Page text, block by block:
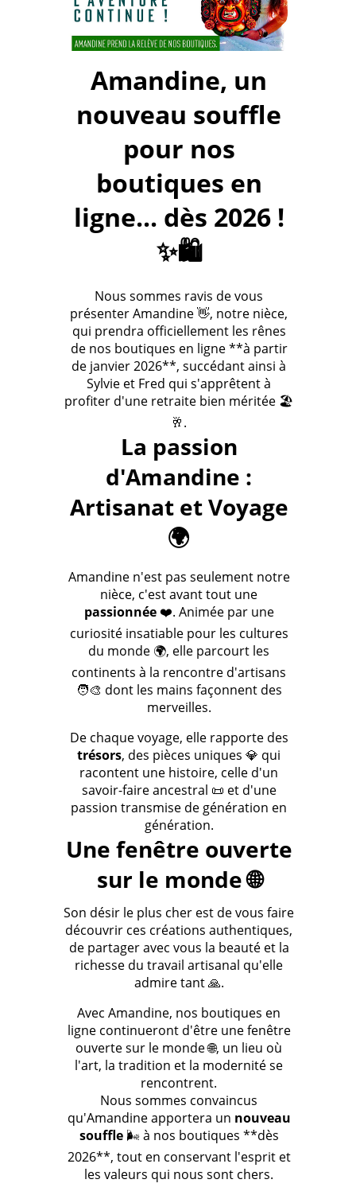
Amandine, un
nouveau souffle
pour nos
boutiques en
ligne... dès 2026 !
✨🛍️
Nous sommes ravis de vous
présenter Amandine 👋, notre nièce,
qui prendra officiellement les rênes
de nos boutiques en ligne **à partir
de janvier 2026**, succédant ainsi à
Sylvie et Fred qui s'apprêtent à
profiter d'une retraite bien méritée 🏖️
🥂.
La passion
d'Amandine :
Artisanat et Voyage
🌍
Amandine n'est pas seulement notre
nièce, c'est avant tout une
passionnée❤️. Animée par une
curiosité insatiable pour les cultures
du monde 🌍, elle parcourt les
continents à la rencontre d'artisans
🧑‍🎨 dont les mains façonnent des
merveilles.
De chaque voyage, elle rapporte des
trésors, des pièces uniques 💎 qui
racontent une histoire, celle d'un
savoir-faire ancestral 📜 et d'une
passion transmise de génération en
génération.
Une fenêtre ouverte
sur le monde 🌐
Son désir le plus cher est de vous faire
découvrir ces créations authentiques,
de partager avec vous la beauté et la
richesse du travail artisanal qu'elle
admire tant 🙏.
Avec Amandine, nos boutiques en
ligne continueront d'être une fenêtre
ouverte sur le monde 🌐, un lieu où
l'art, la tradition et la modernité se
rencontrent.
Nous sommes convaincus
qu'Amandine apportera un nouveau
souffle🌬️ à nos boutiques **dès
2026**, tout en conservant l'esprit et
les valeurs qui nous sont chers.